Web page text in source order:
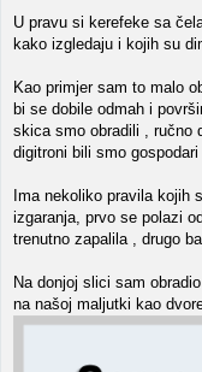
U pravu si kerefeke sa
kako izgledaju i kojih su
Kao primjer sam to malo
bi se dobile odmah i
skica smo obradili , ručno
digitroni bili smo
Ima nekoliko pravila kojih
izgaranja, prvo se polazi
trenutno zapalila , drugo
Na donjoj slici sam
na našoj maljutki kao